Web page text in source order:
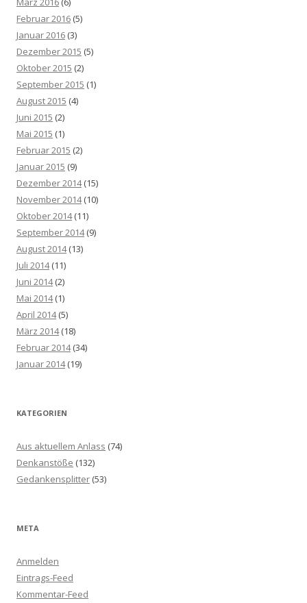
Februar 2016 (5)
Januar 2016 (3)
Dezember 2015 (5)
Oktober 2015 (2)
September 2015 (1)
August 2015 (4)
Juni 2015 (2)
Mai 2015 (1)
Februar 2015 (2)
Januar 2015 (9)
Dezember 2014(15)
November 2014(10)
Oktober 2014(11)
September 2014(9)
August 2014(13)
Juli 2014(11)
Juni 2014(2)
Mai 2014(1)
April 2014(5)
März 2014(18)
Februar 2014(34)
Januar 2014(19)
KATEGORIEN
Aus aktuellem Anlass (74)
Denkanstöße (132)
Gedankensplitter (53)
META
Anmelden
Eintrags-Feed
Kommentar-Feed